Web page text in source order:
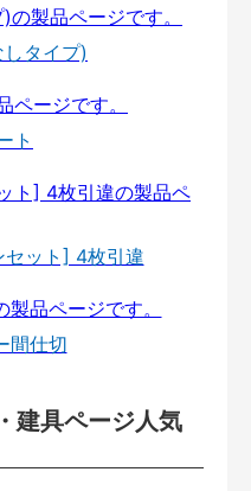
タイプ)
ト
セット] 4枚引違
間仕切
建具ページ人気